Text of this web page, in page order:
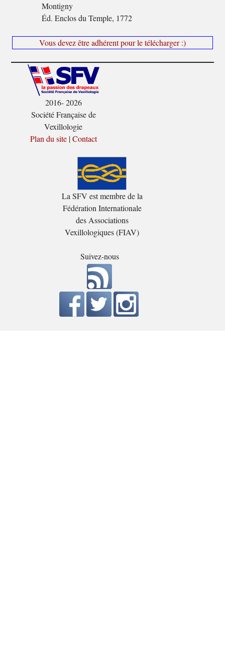
Montigny
Éd. Enclos du Temple, 1772
Vous devez être adhérent pour le télécharger :)
2016- 2026
Société Française de
Vexillologie
Plan du site|Contact
La SFV est membre de la
Fédération Internationale
des Associations
Vexillologiques (FIAV)
Suivez-nous